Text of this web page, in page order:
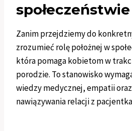
społeczeństwie
Zanim przejdziemy do
zrozumieć rolę położnej w
która pomaga kobietom w
porodzie. To stanowisko
wiedzy medycznej, empatii
nawiązywania relacji z